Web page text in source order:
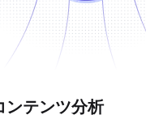
ンテンツ分析